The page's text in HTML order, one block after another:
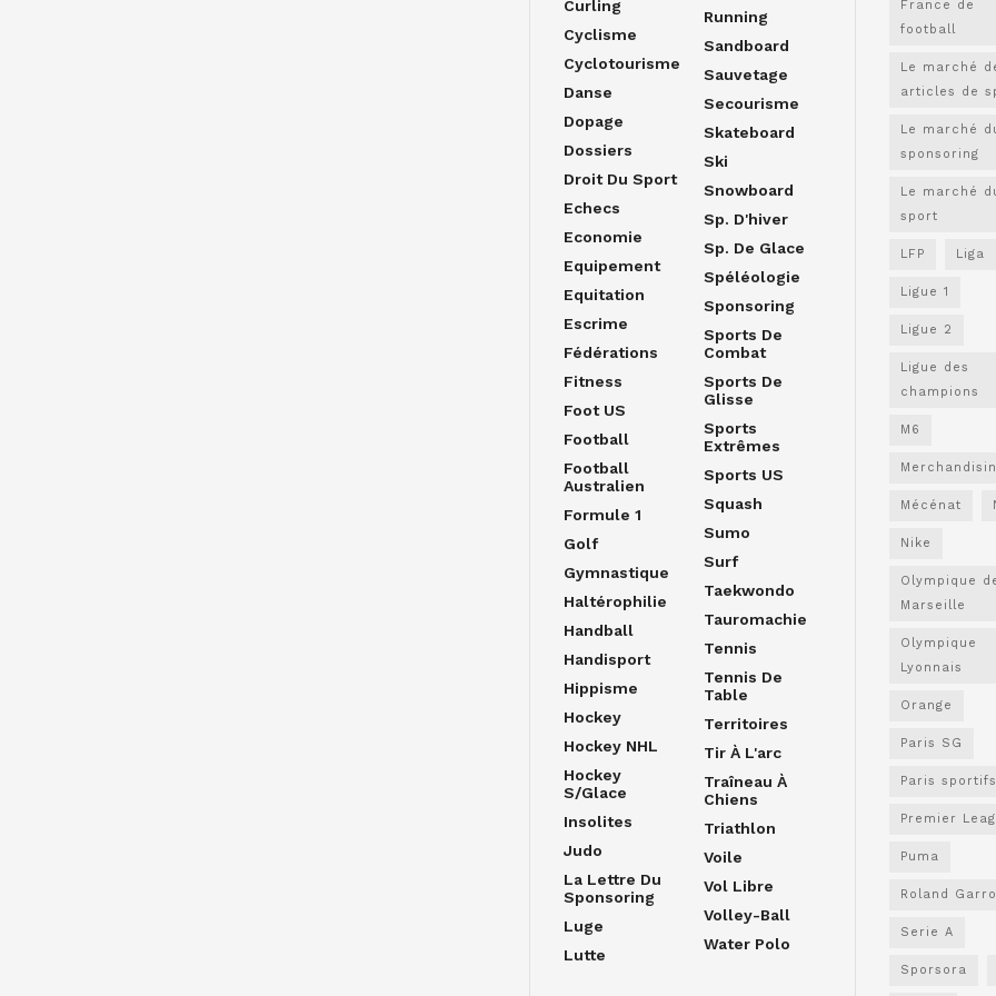
Curling
Cyclisme
Cyclotourisme
Danse
Dopage
Dossiers
Droit Du Sport
Echecs
Economie
Equipement
Equitation
Escrime
Fédérations
Fitness
Foot US
Football
Football
Australien
Formule 1
Golf
Gymnastique
Haltérophilie
Handball
Handisport
Hippisme
Hockey
Hockey NHL
Hockey
S/glace
Insolites
Judo
La Lettre Du
Sponsoring
Luge
Lutte
Running
Sandboard
Sauvetage
Secourisme
Skateboard
Ski
Snowboard
Sp. D'hiver
Sp. De Glace
Spéléologie
Sponsoring
Sports De
Combat
Sports De
Glisse
Sports
Extrêmes
Sports US
Squash
Sumo
Surf
Taekwondo
Tauromachie
Tennis
Tennis De
Table
Territoires
Tir À L'arc
Traîneau À
Chiens
Triathlon
Voile
Vol Libre
Volley-Ball
Water Polo
France de
football
Le marché
articles de
Le marché
sponsoring
Le marché
sport
LFP Liga
Ligue 1
Ligue 2
Ligue des
champions
M6
Mécénat
Nike
Olympique
Marseille
Olympique
Lyonnais
Orange
Paris SG
Paris sportifs
Premier
Puma
Roland
Serie A
Sporsora